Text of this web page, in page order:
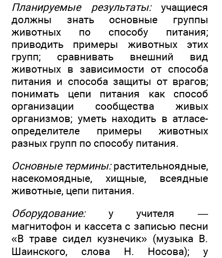
Планируемые результаты:учащиеся
должны знать основные группы
животных по способу питания;
приводить примеры животных этих
групп; сравнивать внешний вид
животных в зависимости от способа
питания и способа защиты от врагов;
понимать цепи питания как способ
организации сообщества живых
организмов; уметь находить в атласе-
определителе примеры животных
разных групп по способу питания.
Основные термины:растительноядные,
насекомоядные, хищные, всеядные
животные, цепи питания.
Оборудование:у учителя —
магнитофон и кассета с записью песни
«В траве сидел кузнечик» (музыка В.
Шаинского, слова Н. Носова); у